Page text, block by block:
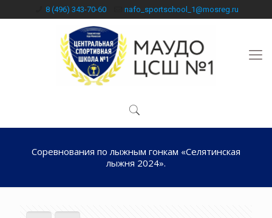
8 (496) 343-70-60 nafo_sportschool_1@mosreg.ru
Соревнования по лыжным гонкам «Селятинская
лыжня 2024».